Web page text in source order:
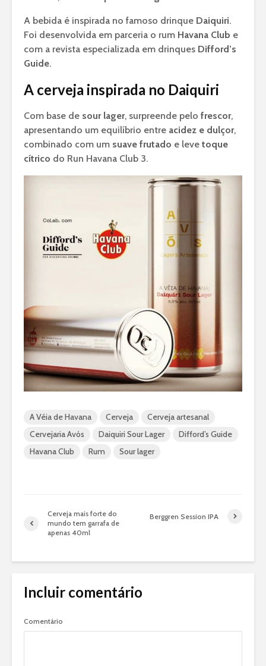
A bebida é inspirada no famoso drinque Daiquiri.
Foi desenvolvida em parceria o rum Havana Club e
com a revista especializada em drinques Difford’s
Guide.
A cerveja inspirada no Daiquiri
Com base de sour lager, surpreende pelo frescor,
apresentando um equilíbrio entre acidez e dulçor,
combinado com um suave frutado e leve toque
cítrico do Run Havana Club 3.
A Véia de Havana Cerveja
Cerveja artesanal
Cervejaria Avós
Daiquiri Sour Lager
Difford’s Guide
Havana Club
Rum Sour lager
Cerveja mais forte do
mundo tem garrafa de
apenas 40ml
Berggren Session IPA
Incluir comentário
Comentário